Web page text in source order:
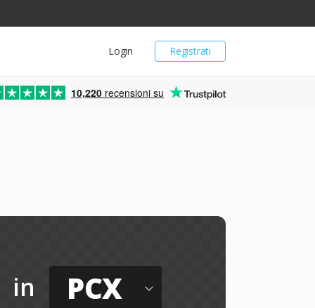
Registrati
Login
10,220 recensioni su
in PCX